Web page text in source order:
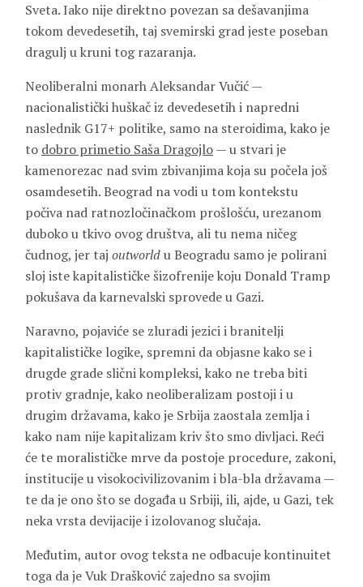
Sveta. Iako nije direktno povezan sa dešavanjima
tokom devedesetih, taj svemirski grad jeste poseban
dragulj u kruni tog razaranja.
Neoliberalni monarh Aleksandar Vučić —
nacionalistički huškač iz devedesetih i napredni
naslednik G17+ politike, samo na steroidima, kako je
to dobro primetio Saša Dragojlo— u stvari je
kamenorezac nad svim zbivanjima koja su počela još
osamdesetih. Beograd na vodi u tom kontekstu
počiva nad ratnozločinačkom prošlošću, urezanom
duboko u tkivo ovog društva, ali tu nema ničeg
čudnog, jer taj outworldu Beogradu samo je polirani
sloj iste kapitalističke šizofrenije koju Donald Tramp
pokušava da karnevalski sprovede u Gazi.
Naravno, pojaviće se zluradi jezici i branitelji
kapitalističke logike, spremni da objasne kako se i
drugde grade slični kompleksi, kako ne treba biti
protiv gradnje, kako neoliberalizam postoji i u
drugim državama, kako je Srbija zaostala zemlja i
kako nam nije kapitalizam kriv što smo divljaci. Reći
će te moralističke mrve da postoje procedure, zakoni,
institucije u visokocivilizovanim i bla-bla državama —
te da je ono što se događa u Srbiji, ili, ajde, u Gazi, tek
neka vrsta devijacije i izolovanog slučaja.
Međutim, autor ovog teksta ne odbacuje kontinuitet
toga da je Vuk Drašković zajedno sa svojim